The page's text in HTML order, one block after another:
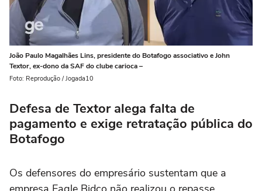
João Paulo Magalhães Lins, presidente do Botafogo associativo e John
Textor, ex-dono da SAF do clube carioca –
Foto: Reprodução / Jogada10
Defesa de Textor alega falta de
pagamento e exige retratação pública do
Botafogo
Os defensores do empresário sustentam que a